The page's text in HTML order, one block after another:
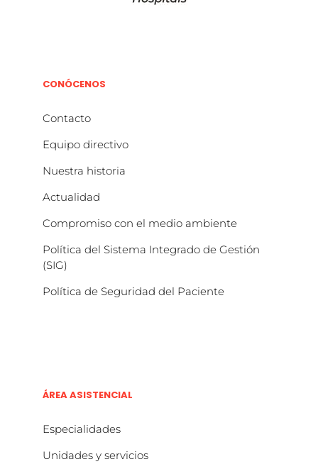
CONÓCENOS
Contacto
Equipo directivo
Nuestra historia
Actualidad
Compromiso con el medio ambiente
Política del Sistema Integrado de Gestión
(SIG)
Política de Seguridad del Paciente
ÁREA ASISTENCIAL
Especialidades
Unidades y servicios